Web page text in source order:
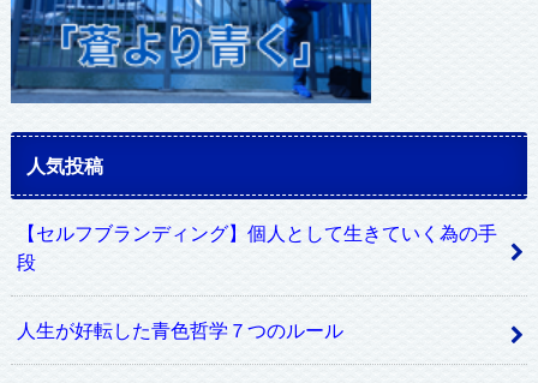
人気投稿
【セルフブランディング】個人として生きていく為の手
段
人生が好転した青色哲学７つのルール